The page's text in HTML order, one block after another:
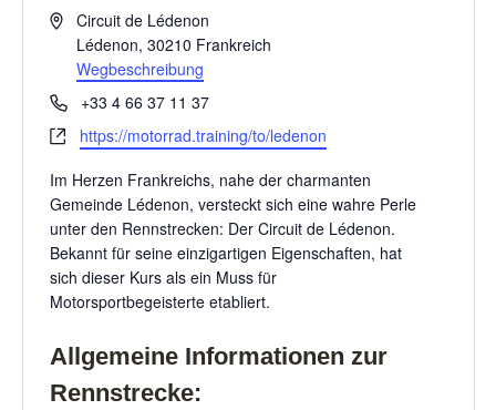
AdresseCircuit de Lédenon
Lédenon, 30210 Frankreich
Wegbeschreibung
Telefon+33 4 66 37 11 37
Webseitehttps://motorrad.training/to/ledenon
Im Herzen Frankreichs, nahe der charmanten
Gemeinde Lédenon, versteckt sich eine wahre Perle
unter den Rennstrecken: Der Circuit de Lédenon.
Bekannt für seine einzigartigen Eigenschaften, hat
sich dieser Kurs als ein Muss für
Motorsportbegeisterte etabliert.
Allgemeine Informationen zur
Rennstrecke: